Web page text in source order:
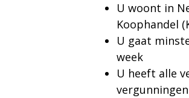
U woont in
Koophandel
U gaat
week
U heeft alle